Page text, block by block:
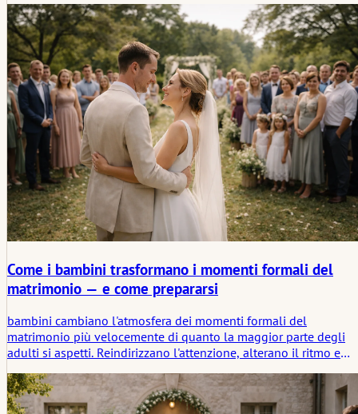
addice al momento, che lascia spazio alla presenza e che anche
a posteriori risulta armoniosa.
Come i bambini trasformano i momenti formali del
matrimonio — e come prepararsi
bambini cambiano l'atmosfera dei momenti formali del
matrimonio più velocemente di quanto la maggior parte degli
adulti si aspetti. Reindirizzano l'attenzione, alterano il ritmo e
disposizione dei posti a sedere è abbastanza flessibile da
accogliere la vita reale. Questo articolo esamina come i bambini